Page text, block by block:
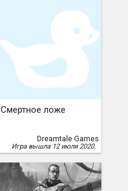
Смертное ложе
Dreamtale Games
Игра вышла 12 июля 2020.